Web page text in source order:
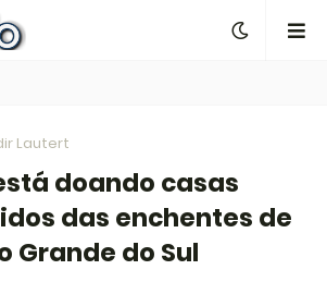
Lautert
doando casas
das enchentes de
Grande do Sul